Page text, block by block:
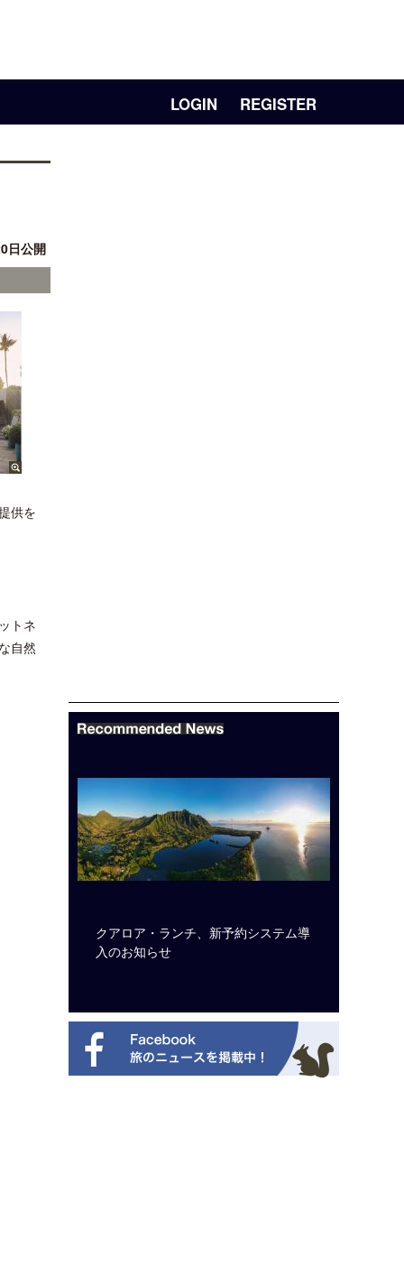
LOGIN REGISTER
日公開
供を
トネ
自然
クアロア・ランチ、新予約システム導
入のお知らせ